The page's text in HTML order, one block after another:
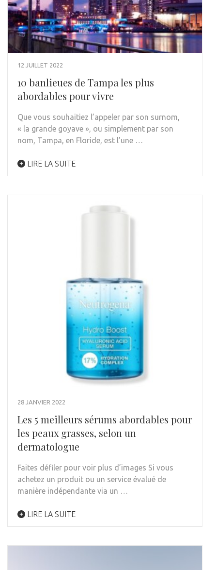
12 JUILLET 2022
10 banlieues de Tampa les plus
abordables pour vivre
Que vous souhaitiez l’appeler par son surnom,
« la grande goyave », ou simplement par son
nom, Tampa, en Floride, est l’une …
LIRE LA SUITE
28 JANVIER 2022
Les 5 meilleurs sérums abordables pour
les peaux grasses, selon un
dermatologue
Faites défiler pour voir plus d’images Si vous
achetez un produit ou un service évalué de
manière indépendante via un …
LIRE LA SUITE